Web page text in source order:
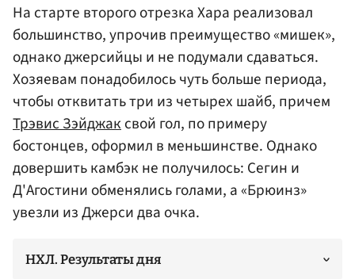
На старте второго отрезка Хара реализовал
большинство, упрочив преимущество «мишек»,
однако джерсийцы и не подумали сдаваться.
Хозяевам понадобилось чуть больше периода,
чтобы отквитать три из четырех шайб, причем
Трэвис Зэйджаксвой гол, по примеру
бостонцев, оформил в меньшинстве. Однако
довершить камбэк не получилось: Сегин и
Д'Агостини обменялись голами, а «Брюинз»
увезли из Джерси два очка.
НХЛ. Результаты дня